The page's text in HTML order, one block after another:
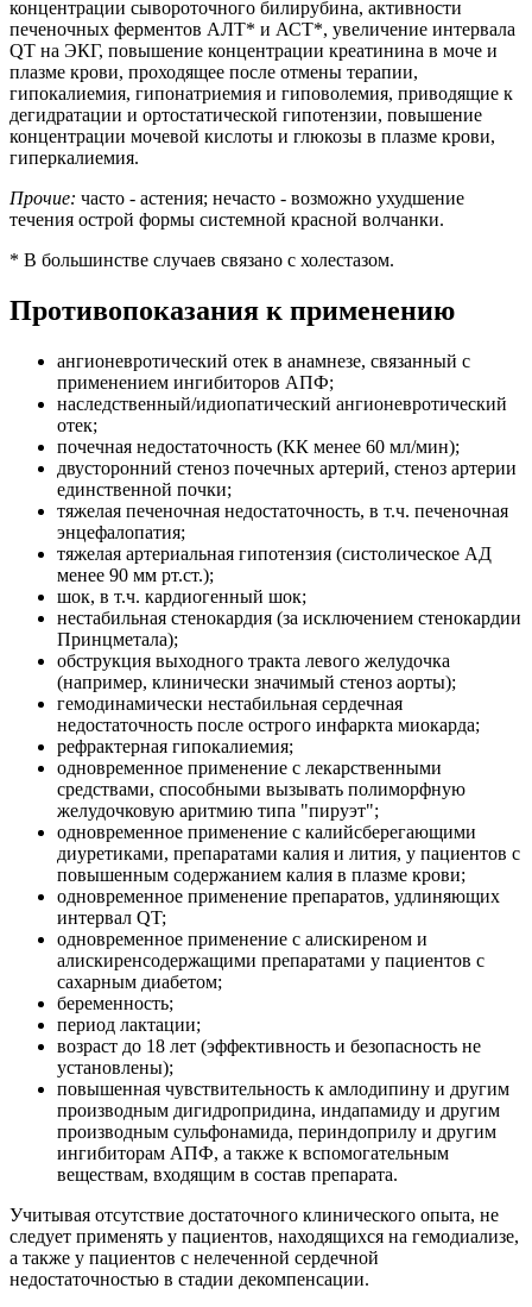
концентрации сывороточного билирубина, активности
печеночных ферментов АЛТ* и АСТ*, увеличение интервала
QT на ЭКГ, повышение концентрации креатинина в моче и
плазме крови, проходящее после отмены терапии,
гипокалиемия, гипонатриемия и гиповолемия, приводящие к
дегидратации и ортостатической гипотензии, повышение
концентрации мочевой кислоты и глюкозы в плазме крови,
гиперкалиемия.
Прочие: часто - астения; нечасто - возможно ухудшение
течения острой формы системной красной волчанки.
* В большинстве случаев связано с холестазом.
Противопоказания к применению
ангионевротический отек в анамнезе, связанный с
применением ингибиторов АПФ;
наследственный/идиопатический ангионевротический
отек;
почечная недостаточность (КК менее 60 мл/мин);
двусторонний стеноз почечных артерий, стеноз артерии
единственной почки;
тяжелая печеночная недостаточность, в т.ч. печеночная
энцефалопатия;
тяжелая артериальная гипотензия (систолическое АД
менее 90 мм рт.ст.);
шок, в т.ч. кардиогенный шок;
нестабильная стенокардия (за исключением стенокардии
Принцметала);
обструкция выходного тракта левого желудочка
(например, клинически значимый стеноз аорты);
гемодинамически нестабильная сердечная
недостаточность после острого инфаркта миокарда;
рефрактерная гипокалиемия;
одновременное применение с лекарственными
средствами, способными вызывать полиморфную
желудочковую аритмию типа "пируэт";
одновременное применение с калийсберегающими
диуретиками, препаратами калия и лития, у пациентов с
повышенным содержанием калия в плазме крови;
одновременное применение препаратов, удлиняющих
интервал QT;
одновременное применение с алискиреном и
алискиренсодержащими препаратами у пациентов с
сахарным диабетом;
беременность;
период лактации;
возраст до 18 лет (эффективность и безопасность не
установлены);
повышенная чувствительность к амлодипину и другим
производным дигидропридина, индапамиду и другим
производным сульфонамида, периндоприлу и другим
ингибиторам АПФ, а также к вспомогательным
веществам, входящим в состав препарата.
Учитывая отсутствие достаточного клинического опыта, не
следует применять у пациентов, находящихся на гемодиализе,
а также у пациентов с нелеченной сердечной
недостаточностью в стадии декомпенсации.